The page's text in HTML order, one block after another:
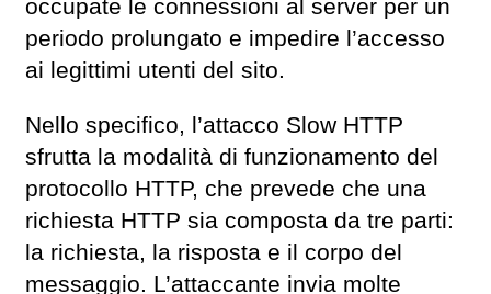
occupate le connessioni al server per un
periodo prolungato e impedire l’accesso
ai legittimi utenti del sito.
Nello specifico, l’attacco Slow HTTP
sfrutta la modalità di funzionamento del
protocollo HTTP, che prevede che una
richiesta HTTP sia composta da tre parti:
la richiesta, la risposta e il corpo del
messaggio. L’attaccante invia molte